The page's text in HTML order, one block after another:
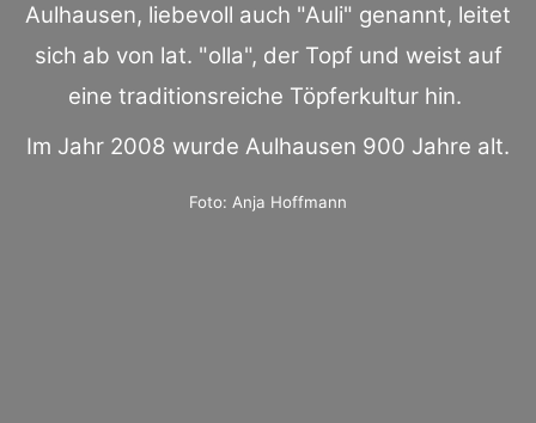
Aulhausen, liebevoll auch "Auli" genannt, leitet
sich ab von lat. "olla", der Topf und weist auf
eine traditionsreiche Töpferkultur hin.
Im Jahr 2008 wurde Aulhausen 900 Jahre alt.
Foto: Anja Hoffmann